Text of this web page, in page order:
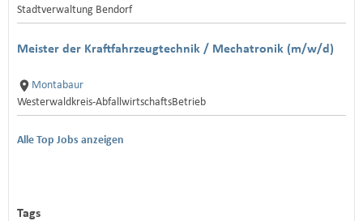
Stadtverwaltung Bendorf
Meister der Kraftfahrzeugtechnik / Mechatronik (m/w/d)
Montabaur
Westerwaldkreis-AbfallwirtschaftsBetrieb
Alle Top Jobs anzeigen
Tags